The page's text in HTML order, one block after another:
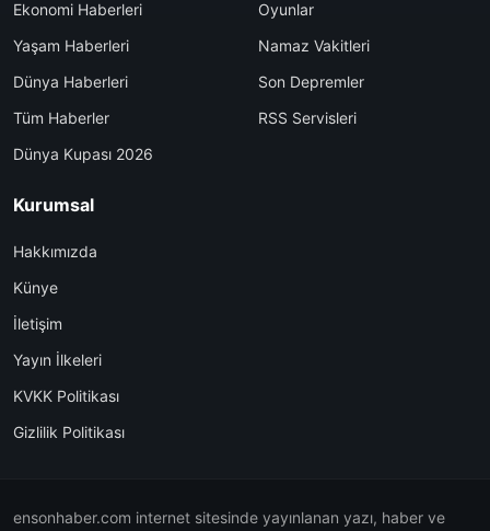
Ekonomi Haberleri
Yaşam Haberleri
Dünya Haberleri
Tüm Haberler
Dünya Kupası 2026
Oyunlar
Namaz Vakitleri
Son Depremler
RSS Servisleri
Kurumsal
Hakkımızda
Künye
İletişim
Yayın İlkeleri
KVKK Politikası
Gizlilik Politikası
ensonhaber.com internet sitesinde yayınlanan yazı, haber ve